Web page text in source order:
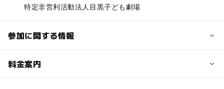
特定非営利活動法人目黒子ども劇場
参加に関する情報
予約/応募
料金案内